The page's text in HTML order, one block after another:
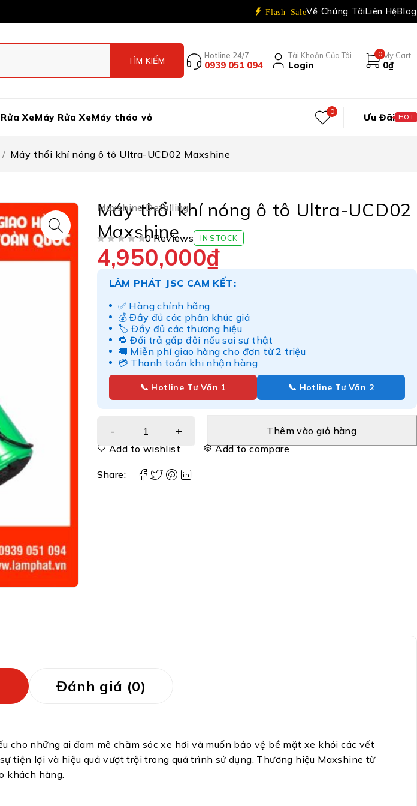
Flash SaleVề Chúng TôiLiên HệBlog
Hotline 24/7
0939 051 094
Tài Khoản Của Tôi
Login
0 My Cart
0₫
XeMáy Rửa XeMáy tháo vỏ 0 Ưu Đãi HOT
/ Máy thổi khí nóng ô tô Ultra-UCD02 Maxshine
Maxshine Detailing
Máy thổi khí nóng ô tô Ultra-UCD02
Maxshine
0 Reviews IN STOCK
4,950,000₫
LÂM PHÁT JSC CAM KẾT:
✅ Hàng chính hãng
💰 Đầy đủ các phân khúc giá
🏷️ Đầy đủ các thương hiệu
🔁 Đổi trả gấp đôi nếu sai sự thật
🚚 Miễn phí giao hàng cho đơn từ 2 triệu
💳 Thanh toán khi nhận hàng
📞 Hotline Tư Vấn 1 📞 Hotline Tư Vấn 2
Thêm vào giỏ hàng
Add to wishlist
Add to compare
Share:
Đánh giá (0)
cho những ai đam mê chăm sóc xe hơi và muốn bảo vệ bề mặt xe khỏi các vết
tiện lợi và hiệu quả vượt trội trong quá trình sử dụng. Thương hiệu Maxshine từ
khách hàng.